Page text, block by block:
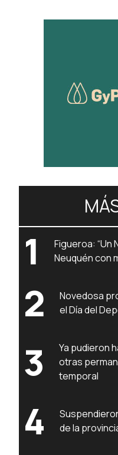
1
Figueroa: “Un
Neuquén con
2
Novedosa
el Día del
3
Ya pudieron
otras
temporal
4
de la